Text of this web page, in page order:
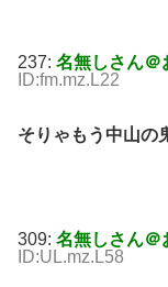
237: 名無しさん＠
ID:fm.mz.L22
そりゃもう中山の
309: 名無しさん＠
ID:UL.mz.L58